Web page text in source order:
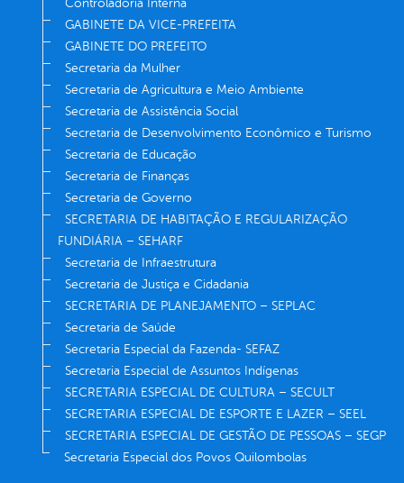
Controladoria Interna
GABINETE DA VICE-PREFEITA
GABINETE DO PREFEITO
Secretaria da Mulher
Secretaria de Agricultura e Meio Ambiente
Secretaria de Assistência Social
Secretaria de Desenvolvimento Econômico e Turismo
Secretaria de Educação
Secretaria de Finanças
Secretaria de Governo
SECRETARIA DE HABITAÇÃO E REGULARIZAÇÃO
FUNDIÁRIA – SEHARF
Secretaria de Infraestrutura
Secretaria de Justiça e Cidadania
SECRETARIA DE PLANEJAMENTO – SEPLAC
Secretaria de Saúde
Secretaria Especial da Fazenda- SEFAZ
Secretaria Especial de Assuntos Indígenas
SECRETARIA ESPECIAL DE CULTURA – SECULT
SECRETARIA ESPECIAL DE ESPORTE E LAZER – SEEL
SECRETARIA ESPECIAL DE GESTÃO DE PESSOAS – SEGP
Secretaria Especial dos Povos Quilombolas